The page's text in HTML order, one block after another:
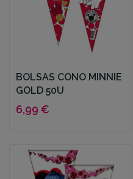
BOLSAS CONO MINNIE
GOLD 50U
6,99 €